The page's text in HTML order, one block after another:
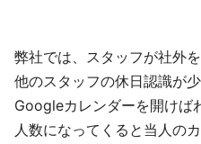
弊社では、スタッフが社外
他のスタッフの休日認識が
Googleカレンダーを開けば
人数になってくると当人の